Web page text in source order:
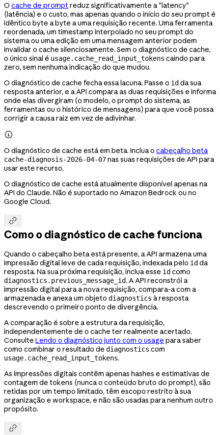
O cache de promptreduz significativamente a "latency"
(latência) e o custo, mas apenas quando o início do seu prompt é
idêntico byte a byte a uma requisição recente. Uma ferramenta
reordenada, um timestamp interpolado no seu prompt do
sistema ou uma edição em uma mensagem anterior podem
invalidar o cache silenciosamente. Sem o diagnóstico de cache,
o único sinal é usage.cache_read_input_tokens caindo para
zero, sem nenhuma indicação do que mudou.
O diagnóstico de cache fecha essa lacuna. Passe o id da sua
resposta anterior, e a API compara as duas requisições e informa
onde elas divergiram (o modelo, o prompt do sistema, as
ferramentas ou o histórico de mensagens) para que você possa
corrigir a causa raiz em vez de adivinhar.

O diagnóstico de cache está em beta. Inclua o cabeçalho beta
cache-diagnosis-2026-04-07nas suas requisições de API para
usar este recurso.
O diagnóstico de cache está atualmente disponível apenas na
API do Claude. Não é suportado no Amazon Bedrock ou no
Google Cloud.

Como o diagnóstico de cache funciona
Quando o cabeçalho beta está presente, a API armazena uma
impressão digital leve de cada requisição, indexada pelo id da
resposta. Na sua próxima requisição, inclua esse id como
diagnostics.previous_message_id. A API reconstrói a
impressão digital para a nova requisição, compara-a com a
armazenada e anexa um objeto diagnostics à resposta
descrevendo o primeiro ponto de divergência.
A comparação é sobre a estrutura da requisição,
independentemente de o cache ter realmente acertado.
Consulte Lendo o diagnóstico junto com o usage para saber
como combinar o resultado de diagnostics com
usage.cache_read_input_tokens.
As impressões digitais contêm apenas hashes e estimativas de
contagem de tokens (nunca o conteúdo bruto do prompt), são
retidas por um tempo limitado, têm escopo restrito à sua
organização e workspace, e não são usadas para nenhum outro
propósito.
